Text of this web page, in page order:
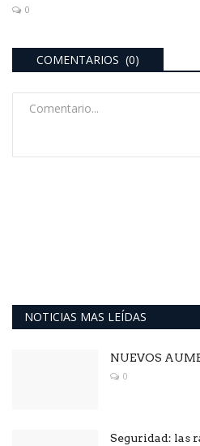
0
COMENTARIOS (0)
NOTICIAS MAS LEÍDAS
NUEVOS
0
Seguridad: las